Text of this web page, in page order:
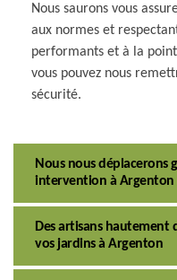
Nous saurons vous
aux normes et
performants et à la
vous pouvez nous
sécurité.
Nous nous
intervention à Argenton
Des artisans hautement
vos jardins à Argenton